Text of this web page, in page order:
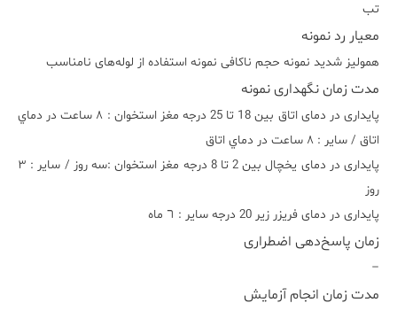
تب
معیار رد نمونه
همولیز شدید نمونه حجم ناکافی نمونه استفاده از لوله‌های نامناسب
مدت زمان نگهداری نمونه
پایداری در دمای اتاق بین 18 تا 25 درجه مغز استخوان : ٨ ساعت در دماي
اتاق / ساير : ٨ ساعت در دماي اتاق
پایداری در دمای یخچال بین 2 تا 8 درجه مغز استخوان :سه روز / ساير : ٣
روز
پایداری در دمای فریزر زیر 20 درجه ساير : ٦ ماه
زمان پاسخ‌دهی اضطراری
–
مدت زمان انجام آزمایش